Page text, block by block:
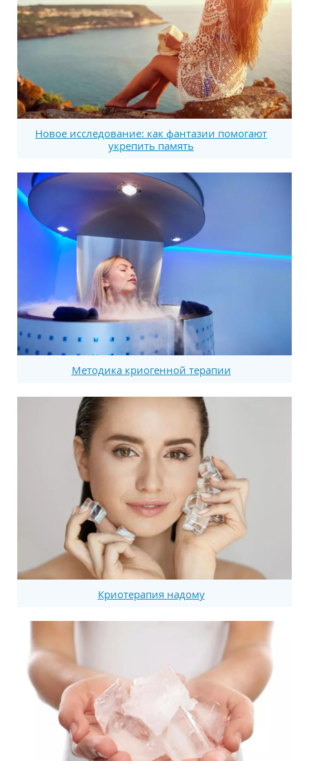
Новое исследование: как фантазии помогают
укрепить память
Методика криогенной терапии
Криотерапия надому